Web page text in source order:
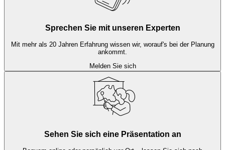
Sprechen Sie mit unseren Experten
Mit mehr als 20 Jahren Erfahrung wissen wir, worauf's bei der Planung
ankommt.
Melden Sie sich
Sehen Sie sich eine Präsentation an